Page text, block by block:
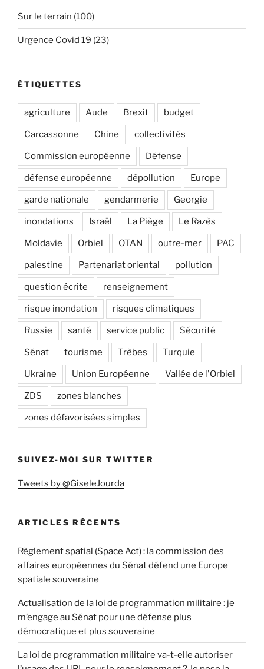
Sur le terrain (100)
Urgence Covid 19 (23)
ÉTIQUETTES
agriculture Aude Brexit budget
Carcassonne Chine collectivités
Commission européenne Défense
défense européenne dépollution Europe
garde nationale gendarmerie Georgie
inondations Israël La Piège Le Razès
Moldavie Orbiel OTAN outre-mer PAC
palestine Partenariat oriental pollution
question écrite renseignement
risque inondation risques climatiques
Russie santé service public Sécurité
Sénat tourisme Trèbes Turquie
Ukraine Union Européenne Vallée de l'Orbiel
ZDS zones blanches
zones défavorisées simples
SUIVEZ-MOI SUR TWITTER
Tweets by @GiseleJourda
ARTICLES RÉCENTS
Règlement spatial (Space Act) : la commission des
affaires européennes du Sénat défend une Europe
spatiale souveraine
Actualisation de la loi de programmation militaire : je
m’engage au Sénat pour une défense plus
démocratique et plus souveraine
La loi de programmation militaire va-t-elle autoriser